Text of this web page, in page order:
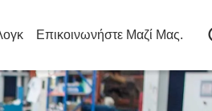
Επικοινωνήστε Μαζί Μας.